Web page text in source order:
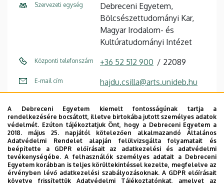
Szervezeti egység
Debreceni Egyetem,
Bölcsészettudományi Kar,
Magyar Irodalom- és
Kultúratudományi Intézet
Központi telefonszám +36 52 512 900 22089
E-mail cím hajdu.csilla@arts.unideb.hu
Cím
4032 Debrecen, Egyetem tér
1.
Épület
Főépület (Egyetem téri
Campus)
A Debreceni Egyetem kiemelt fontosságúnak tartja a
rendelkezésére bocsátott, illetve birtokába jutott személyes adatok
védelmét. Ezúton tájékoztatjuk Önt, hogy a Debreceni Egyetem a
2018. május 25. napjától kötelezően alkalmazandó Általános
Adatvédelmi Rendelet alapján felülvizsgálta folyamatait és
beépítette a GDPR előírásait az adatkezelési és adatvédelmi
tevékenységébe. A felhasználók személyes adatait a Debreceni
Egyetem korábban is teljes körültekintéssel kezelte, megfelelve az
érvényben lévő adatkezelési szabályozásoknak. A GDPR előírásait
követve frissítettük Adatvédelmi Tájékoztatónkat, amelyet az